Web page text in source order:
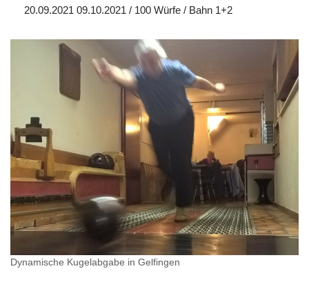
20.09.2021 09.10.2021 / 100 Würfe / Bahn 1+2
Dynamische Kugelabgabe in Gelfingen